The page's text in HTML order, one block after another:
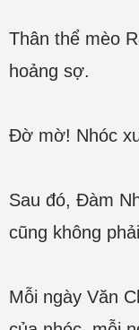
Thân thể mèo
hoảng sợ.
Đờ mờ! Nhóc
Sau đó, Đàm
cũng không
Mỗi ngày Văn